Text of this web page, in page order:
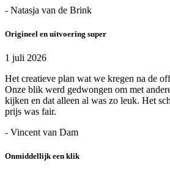
- Natasja van de Brink
Origineel en uitvoering super
1 juli 2026
Het creatieve plan wat we kregen na de
Onze blik werd gedwongen om met
kijken en dat alleen al was zo leuk. Het
prijs was fair.
- Vincent van Dam
Onmiddellijk een klik